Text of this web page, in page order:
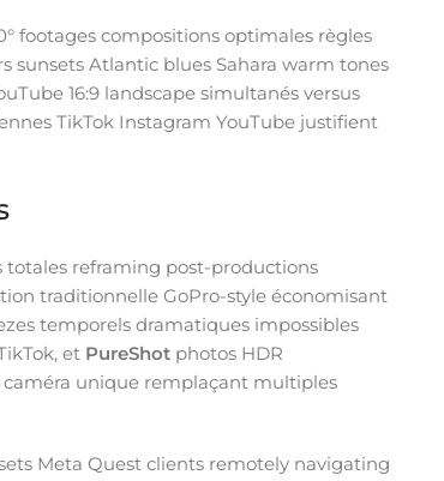
footages compositions optimales règles
sunsets Atlantic blues Sahara warm tones
16:9 landscape simultanés versus
TikTok Instagram YouTube justifient
reframing post-productions
traditionnelle GoPro-style économisant
temporels dramatiques impossibles
et PureShot photos HDR
unique remplaçant multiples
Meta Quest clients remotely navigating